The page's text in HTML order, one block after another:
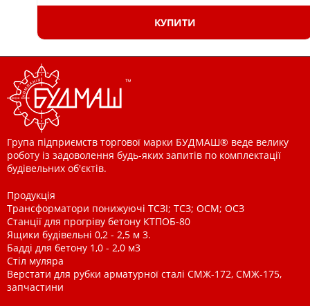
КУПИТИ
Група підприємств торгової марки БУДМАШ® веде велику
роботу із задоволення будь-яких запитів по комплектації
будівельних об'єктів.
Продукція
Трансформатори понижуючі ТСЗІ; ТСЗ; ОСМ; ОСЗ
Станції для прогріву бетону КТПОБ-80
Ящики будівельні 0,2 - 2,5 м 3.
Бадді для бетону 1,0 - 2,0 м3
Стіл муляра
Верстати для рубки арматурної сталі СМЖ-172, СМЖ-175,
запчастини